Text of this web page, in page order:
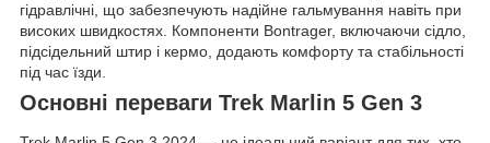
гідравлічні, що забезпечують надійне гальмування навіть при
високих швидкостях. Компоненти Bontrager, включаючи сідло,
підсідельний штир і кермо, додають комфорту та стабільності
під час їзди.
Основні переваги Trek Marlin 5 Gen 3